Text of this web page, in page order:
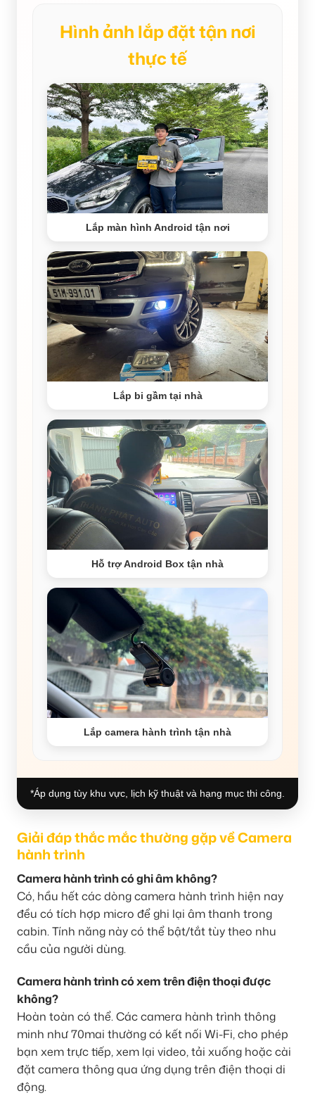
Hình ảnh lắp đặt tận nơi
thực tế
Lắp màn hình Android tận nơi
Lắp bi gầm tại nhà
Hỗ trợ Android Box tận nhà
Lắp camera hành trình tận nhà
*Áp dụng tùy khu vực, lịch kỹ thuật và hạng mục thi công.
Giải đáp thắc mắc thường gặp về Camera
hành trình
Camera hành trình có ghi âm không?
Có, hầu hết các dòng camera hành trình hiện nay
đều có tích hợp micro để ghi lại âm thanh trong
cabin. Tính năng này có thể bật/tắt tùy theo nhu
cầu của người dùng.
Camera hành trình có xem trên điện thoại được
không?
Hoàn toàn có thể. Các camera hành trình thông
minh như 70mai thường có kết nối Wi-Fi, cho phép
bạn xem trực tiếp, xem lại video, tải xuống hoặc cài
đặt camera thông qua ứng dụng trên điện thoại di
động.